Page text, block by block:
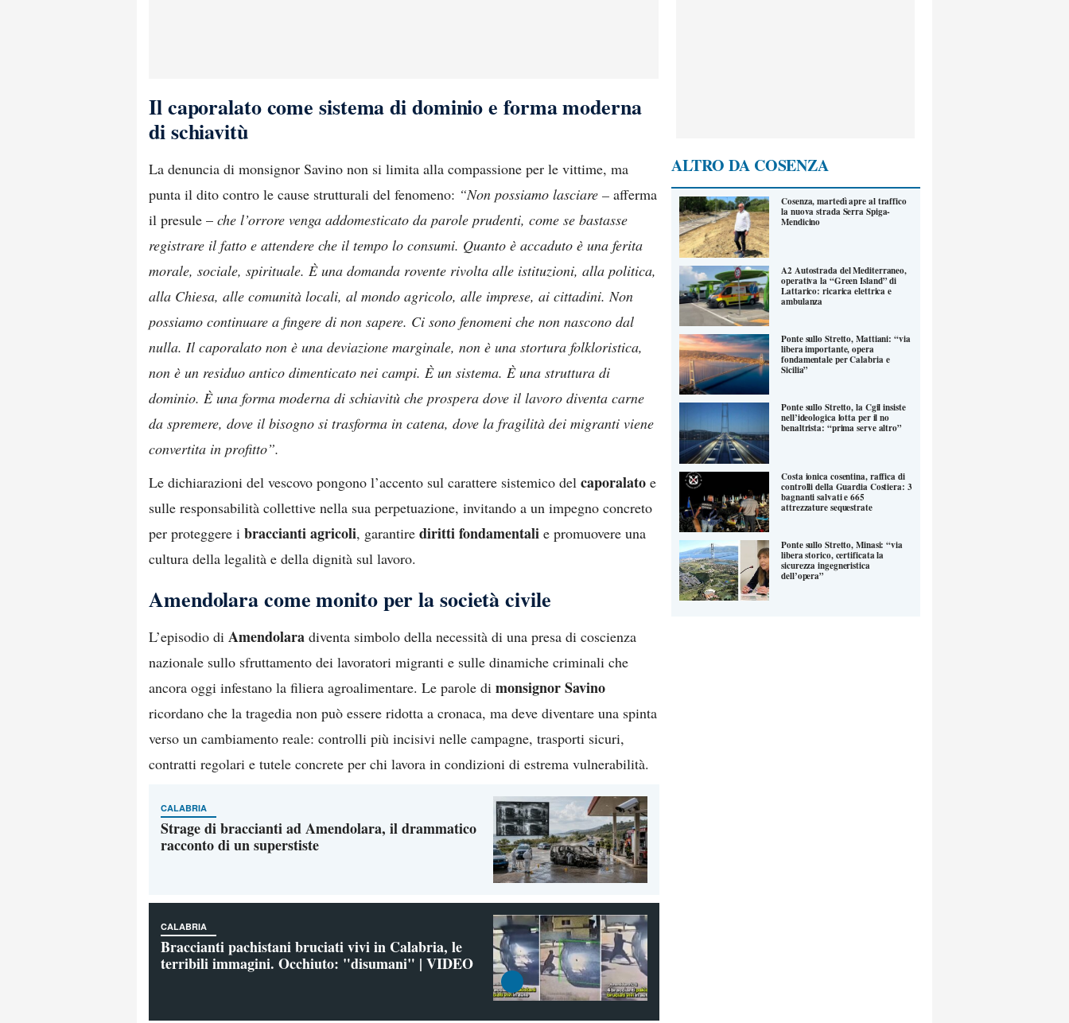
Il caporalato come sistema di dominio e forma moderna
di schiavitù
La denuncia di monsignor Savino non si limita alla compassione per le vittime, ma
punta il dito contro le cause strutturali del fenomeno: “Non possiamo lasciare – afferma
il presule – che l’orrore venga addomesticato da parole prudenti, come se bastasse
registrare il fatto e attendere che il tempo lo consumi. Quanto è accaduto è una ferita
morale, sociale, spirituale. È una domanda rovente rivolta alle istituzioni, alla politica,
alla Chiesa, alle comunità locali, al mondo agricolo, alle imprese, ai cittadini. Non
possiamo continuare a fingere di non sapere. Ci sono fenomeni che non nascono dal
nulla. Il caporalato non è una deviazione marginale, non è una stortura folkloristica,
non è un residuo antico dimenticato nei campi. È un sistema. È una struttura di
dominio. È una forma moderna di schiavitù che prospera dove il lavoro diventa carne
da spremere, dove il bisogno si trasforma in catena, dove la fragilità dei migranti viene
convertita in profitto”.
Le dichiarazioni del vescovo pongono l’accento sul carattere sistemico del caporalato e
sulle responsabilità collettive nella sua perpetuazione, invitando a un impegno concreto
per proteggere i braccianti agricoli, garantire diritti fondamentali e promuovere una
cultura della legalità e della dignità sul lavoro.
Amendolara come monito per la società civile
L’episodio di Amendolara diventa simbolo della necessità di una presa di coscienza
nazionale sullo sfruttamento dei lavoratori migranti e sulle dinamiche criminali che
ancora oggi infestano la filiera agroalimentare. Le parole di monsignor Savino
ricordano che la tragedia non può essere ridotta a cronaca, ma deve diventare una spinta
verso un cambiamento reale: controlli più incisivi nelle campagne, trasporti sicuri,
contratti regolari e tutele concrete per chi lavora in condizioni di estrema vulnerabilità.
CALABRIA
Strage di braccianti ad Amendolara, il drammatico
racconto di un superstiste
CALABRIA
Braccianti pachistani bruciati vivi in Calabria, le
terribili immagini. Occhiuto: "disumani" | VIDEO
ALTRO DA COSENZA
Cosenza, martedì apre al traffico
la nuova strada Serra Spiga-
Mendicino
A2 Autostrada del Mediterraneo,
operativa la “Green Island” di
Lattarico: ricarica elettrica e
ambulanza
Ponte sullo Stretto, Mattiani: “via
libera importante, opera
fondamentale per Calabria e
Sicilia”
Ponte sullo Stretto, la Cgil insiste
nell’ideologica lotta per il no
benaltrista: “prima serve altro”
Costa ionica cosentina, raffica di
controlli della Guardia Costiera: 3
bagnanti salvati e 665
attrezzature sequestrate
Ponte sullo Stretto, Minasi: “via
libera storico, certificata la
sicurezza ingegneristica
dell’opera”